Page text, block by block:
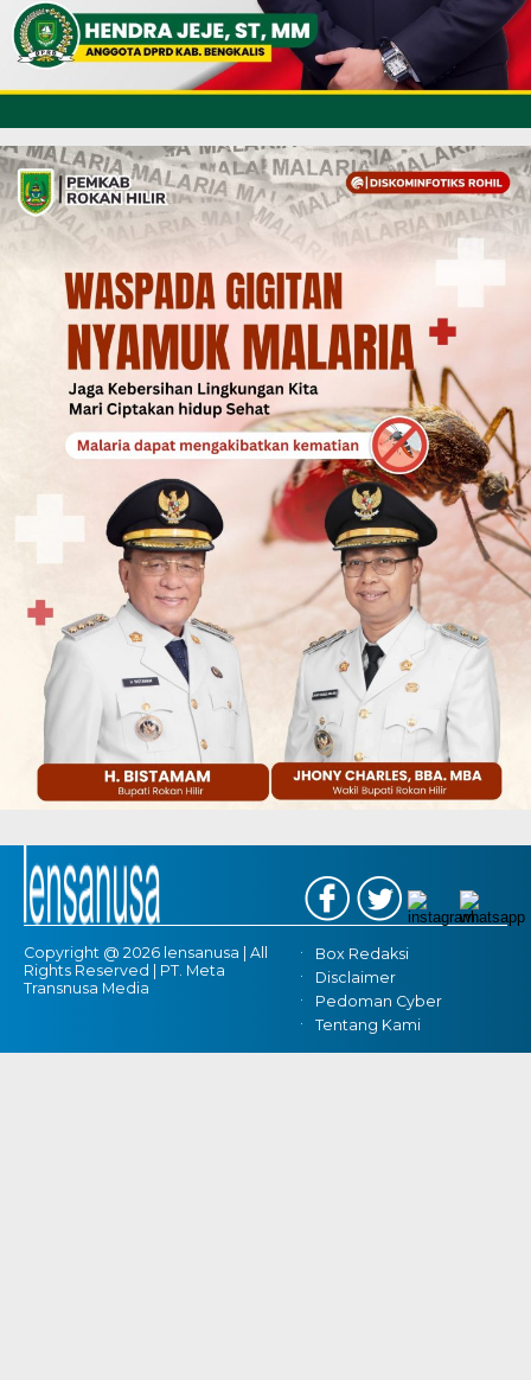
Copyright @ 2026 lensanusa | All
Rights Reserved | PT. Meta
Transnusa Media
Box Redaksi
Disclaimer
Pedoman Cyber
Tentang Kami